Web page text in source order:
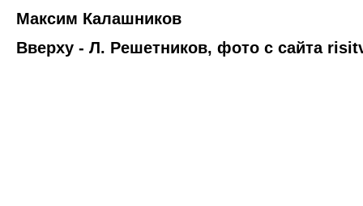
Максим Калашников
Вверху - Л. Решетников, фото с сайта